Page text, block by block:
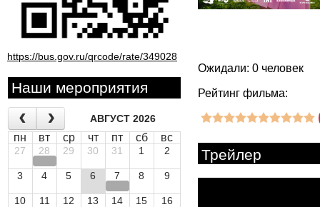
https://bus.gov.ru/qrcode/rate/349028
Наши мероприятия
АВГУСТ 2026
пн вт ср чт пт сб вс
27 28 29 30 31 1 2
3 4 5 6 7 8 9
10 11 12 13 14 15
16
Ожидали: 0 человек
Рейтинг фильма:
Трейлер